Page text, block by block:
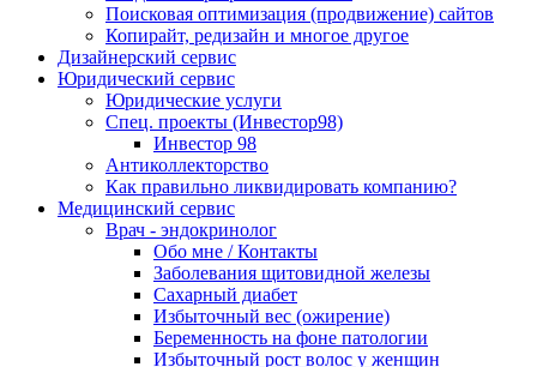
Поисковая оптимизация (продвижение) сайтов
Копирайт, редизайн и многое другое
Дизайнерский сервис
Юридический сервис
Юридические услуги
Спец. проекты (Инвестор98)
Инвестор 98
Антиколлекторство
Как правильно ликвидировать компанию?
Медицинский сервис
Врач - эндокринолог
Обо мне / Контакты
Заболевания щитовидной железы
Сахарный диабет
Избыточный вес (ожирение)
Беременность на фоне патологии
Избыточный рост волос у женщин